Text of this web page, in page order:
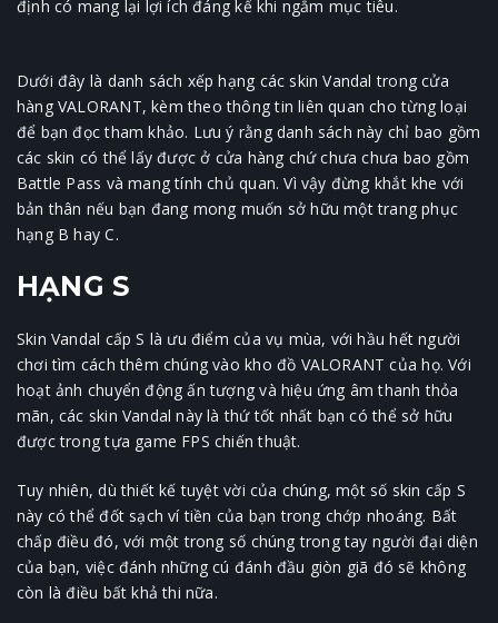
định có mang lại lợi ích đáng kể khi ngắm mục tiêu.
Dưới đây là danh sách xếp hạng các skin Vandal trong cửa
hàng VALORANT, kèm theo thông tin liên quan cho từng loại
để bạn đọc tham khảo. Lưu ý rằng danh sách này chỉ bao gồm
các skin có thể lấy được ở cửa hàng chứ chưa chưa bao gồm
Battle Pass và mang tính chủ quan. Vì vậy đừng khắt khe với
bản thân nếu bạn đang mong muốn sở hữu một trang phục
hạng B hay C.
HẠNG S
Skin Vandal cấp S là ưu điểm của vụ mùa, với hầu hết người
chơi tìm cách thêm chúng vào kho đồ VALORANT của họ. Với
hoạt ảnh chuyển động ấn tượng và hiệu ứng âm thanh thỏa
mãn, các skin Vandal này là thứ tốt nhất bạn có thể sở hữu
được trong tựa game FPS chiến thuật.
Tuy nhiên, dù thiết kế tuyệt vời của chúng, một số skin cấp S
này có thể đốt sạch ví tiền của bạn trong chớp nhoáng. Bất
chấp điều đó, với một trong số chúng trong tay người đại diện
của bạn, việc đánh những cú đánh đầu giòn giã đó sẽ không
còn là điều bất khả thi nữa.